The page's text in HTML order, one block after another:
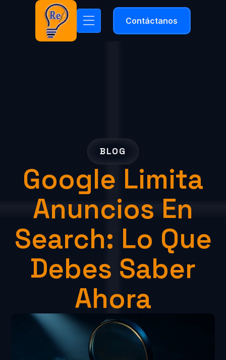
Contáctanos
BLOG
Google Limita
Anuncios En
Search: Lo Que
Debes Saber
Ahora